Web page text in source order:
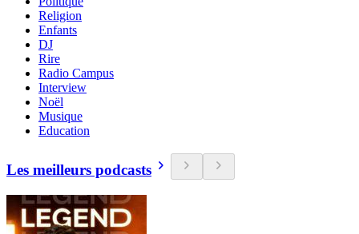
Religion
Enfants
DJ
Rire
Radio Campus
Interview
Noël
Musique
Education
Les meilleurs podcasts